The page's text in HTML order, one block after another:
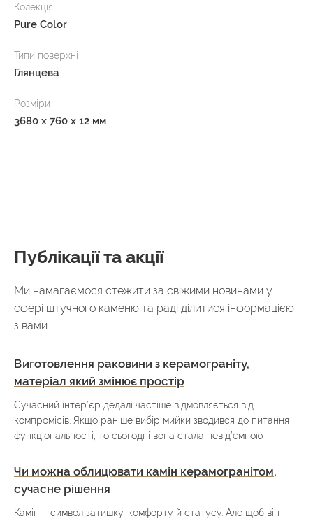
Колекція
Pure Color
Типи поверхні
Глянцева
Розміри
3680 х 760 х 12 мм
Публікації та акції
Ми намагаємося стежити за свіжими новинами у
сфері штучного каменю та раді ділитися інформацією
з вами
Виготовлення раковини з керамограніту,
матеріал який змінює простір
Сучасний інтер’єр дедалі частіше відмовляється від
компромісів. Якщо раніше вибір мийки зводився до питання
функціональності, то сьогодні вона стала невід’ємною
Чи можна облицювати камін керамогранітом,
сучасне рішення
Камін – символ затишку, комфорту й статусу. Але щоб він